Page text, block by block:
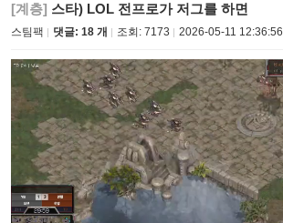
[계층] 스타) LOL 전프로가 저그를 하면
스팀팩 댓글: 18 개 조회: 7173 2026-05-11 12:36:56